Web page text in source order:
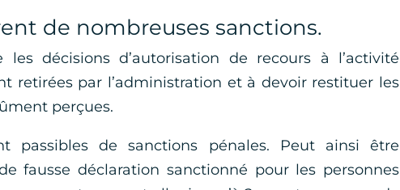
de nombreuses sanctions.
les décisions d’autorisation de recours à l’activité
retirées par l’administration et à devoir restituer les
perçues.
passibles de sanctions pénales. Peut ainsi être
fausse déclaration sanctionné pour les personnes